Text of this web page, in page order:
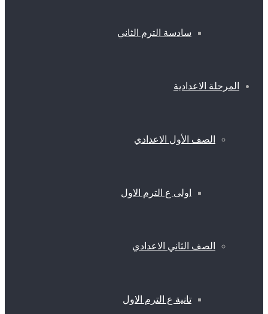
سادسة الترم الثاني
المرحلة الاعدادية
الصف الأول الاعدادي
اولى ع الترم الاول
الصف الثاني الاعدادي
تانية ع الترم الاول